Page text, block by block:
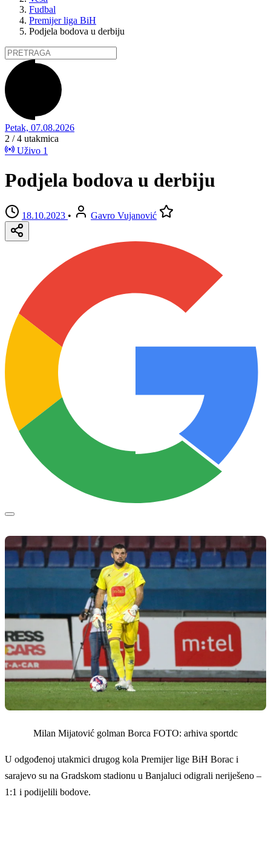
Fudbal
Premijer liga BiH
Podjela bodova u derbiju
Petak, 07.08.2026
2 / 4 utakmica
Uživo 1
Podjela bodova u derbiju
18.10.2023 • Gavro Vujanović
Milan Mijatović golman Borca FOTO: arhiva sportdc
U odgođenoj utakmici drugog kola Premijer lige BiH Borac i
sarajevo su na Gradskom stadionu u Banjaluci odigrali neriješeno –
1:1 i podijelili bodove.